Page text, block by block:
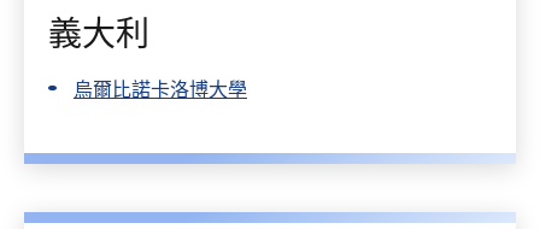
義大利
烏爾比諾卡洛博大學